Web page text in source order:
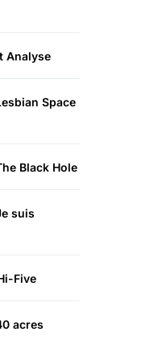
Analyse
Space
Black Hole
suis
Five
acres